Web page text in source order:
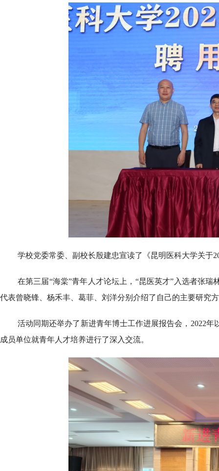
学校党委常委、副校长殷建忠宣读了《昆明医科大学关于
在第三届“海棠”青年人才论坛上，“昆医英才”入选者张
代表曾晓锋、杨禾丰、葛菲、刘洋分别介绍了自己的主要研究
活动同期还举办了新进青年博士工作进展报告会，2022
成员单位就青年人才培养进行了深入交流。